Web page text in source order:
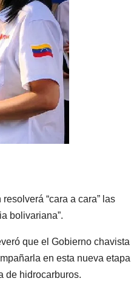
“cara a cara” las
bolivariana”.
que el Gobierno chavista
en esta nueva etapa
de hidrocarburos.